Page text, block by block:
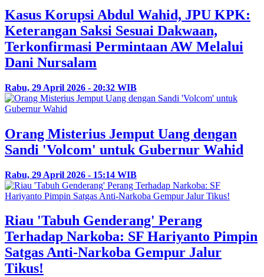
Kasus Korupsi Abdul Wahid, JPU KPK:
Keterangan Saksi Sesuai Dakwaan,
Terkonfirmasi Permintaan AW Melalui
Dani Nursalam
Rabu, 29 April 2026 - 20:32 WIB
Orang Misterius Jemput Uang dengan
Sandi 'Volcom' untuk Gubernur Wahid
Rabu, 29 April 2026 - 15:14 WIB
Riau 'Tabuh Genderang' Perang
Terhadap Narkoba: SF Hariyanto Pimpin
Satgas Anti-Narkoba Gempur Jalur
Tikus!